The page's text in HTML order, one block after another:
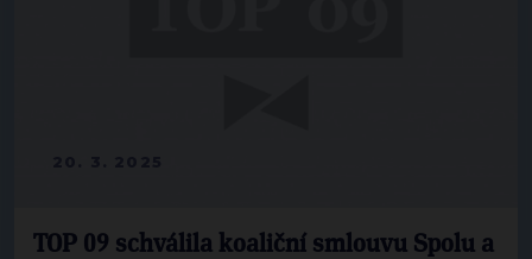
TOP 09 schválila koaliční smlouvu Spolu a